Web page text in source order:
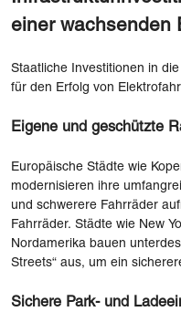
einer wachsenden
Staatliche Investitionen in
für den Erfolg von
Eigene und geschützte
Europäische Städte wie
modernisieren ihre
und schwerere Fahrräder
Fahrräder. Städte wie New
Nordamerika bauen
Streets“ aus, um ein
Sichere Park- und